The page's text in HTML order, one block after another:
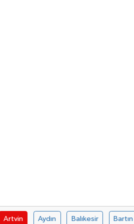
Artvin Aydın Balıkesir Bartın